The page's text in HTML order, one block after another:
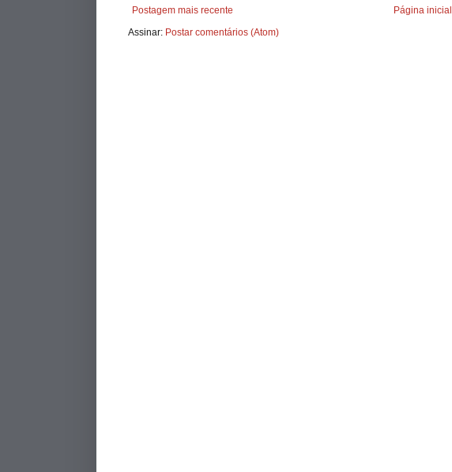
Postagem mais recente
Página inicial
Assinar: Postar comentários (Atom)